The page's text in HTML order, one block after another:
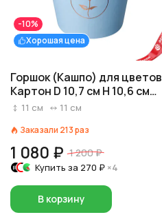
Хорошая цена
-10%
Горшок (Кашпо) для цветов
Картон D 10,7 см H 10,6 см
Голубой
11 см 11 см
Заказали 213раз
1 080 ₽ 1 200 ₽
Купить за 270 ₽ ×4
В корзину